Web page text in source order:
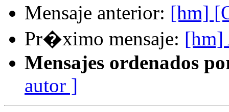
Mensaje anterior: [hm]
Pr�ximo mensaje: [hm]
Mensajes ordenados
autor ]